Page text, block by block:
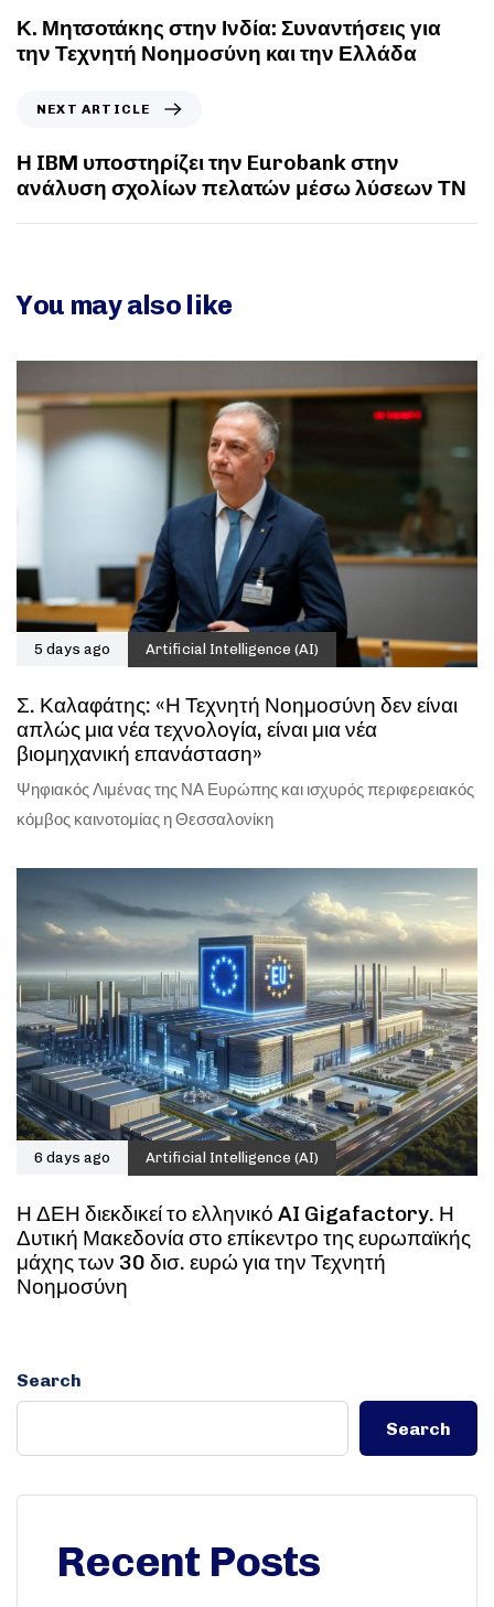
Κ. Μητσοτάκης στην Ινδία: Συναντήσεις για
την Τεχνητή Νοημοσύνη και την Ελλάδα
NEXT ARTICLE
Η IBM υποστηρίζει την Eurobank στην
ανάλυση σχολίων πελατών μέσω λύσεων ΤΝ
You may also like
5 days ago Artificial Intelligence (AI)
Σ. Καλαφάτης: «Η Τεχνητή Νοημοσύνη δεν είναι
απλώς μια νέα τεχνολογία, είναι μια νέα
βιομηχανική επανάσταση»
Ψηφιακός Λιμένας της ΝΑ Ευρώπης και ισχυρός περιφερειακός
κόμβος καινοτομίας η Θεσσαλονίκη
6 days ago Artificial Intelligence (AI)
Η ΔΕΗ διεκδικεί το ελληνικό AI Gigafactory. Η
Δυτική Μακεδονία στο επίκεντρο της ευρωπαϊκής
μάχης των 30 δισ. ευρώ για την Τεχνητή
Νοημοσύνη
Search
Search
Recent Posts